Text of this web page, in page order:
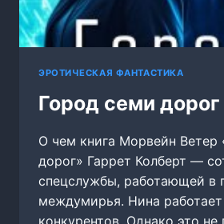
ЭРОТИЧЕСКАЯ ФАНТАСТИКА
Город семи дорог
О чем книга Морвейн Ветер
дорог» Гаррет Колберт —
спецслужбы, работающей в
междумирья. Нина работает
конкурентов. Однако это не